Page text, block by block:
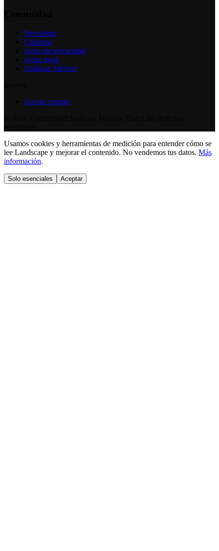
Newsletter
Colabora
Aviso de privacidad
Aviso legal
Anáhuac México
Acceso equipo
Usamos cookies y herramientas de medición para entender cómo se
lee Landscape y mejorar el contenido. No vendemos tus datos. Más
información.
Solo esenciales Aceptar